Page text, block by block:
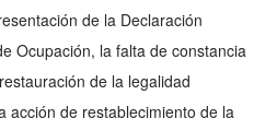
de la Declaración
Ocupación, la falta de constancia
de la legalidad
acción de restablecimiento de la